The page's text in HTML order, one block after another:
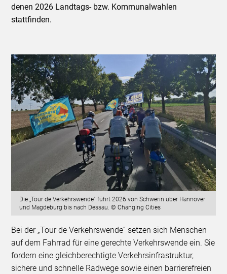
denen 2026 Landtags- bzw. Kommunalwahlen
stattfinden.
Die „Tour de Verkehrswende“ führt 2026 von Schwerin über Hannover
und Magdeburg bis nach Dessau. © Changing Cities
Bei der „Tour de Verkehrswende“ setzen sich Menschen
auf dem Fahrrad für eine gerechte Verkehrswende ein. Sie
fordern eine gleichberechtigte Verkehrsinfrastruktur,
sichere und schnelle Radwege sowie einen barrierefreien